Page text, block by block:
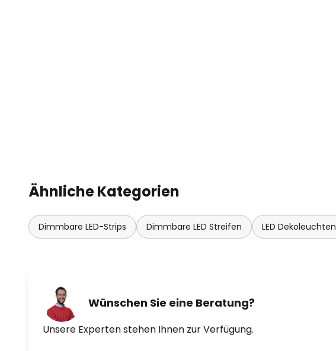
Ähnliche Kategorien
Dimmbare LED-Strips Dimmbare LED Streifen LED Dekoleuchten
Wünschen Sie eine Beratung?
Unsere Experten stehen Ihnen zur Verfügung.